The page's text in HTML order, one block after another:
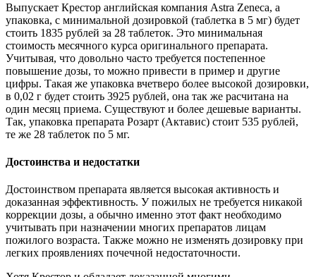
Выпускает Крестор английская компания Astra Zeneca, а
упаковка, с минимальной дозировкой (таблетка в 5 мг) будет
стоить 1835 рублей за 28 таблеток. Это минимальная
стоимость месячного курса оригинального препарата.
Учитывая, что довольно часто требуется постепенное
повышение дозы, то можно привести в пример и другие
цифры. Такая же упаковка вчетверо более высокой дозировки,
в 0,02 г будет стоить 3925 рублей, она так же расчитана на
один месяц приема. Существуют и более дешевые варианты.
Так, упаковка препарата Розарт (Актавис) стоит 535 рублей,
те же 28 таблеток по 5 мг.
Достоинства и недостатки
Достоинством препарата является высокая активность и
доказанная эффективность. У пожилых не требуется никакой
коррекции дозы, а обычно именно этот факт необходимо
учитывать при назначении многих препаратов лицам
пожилого возраста. Также можно не изменять дозировку при
легких проявлениях почечной недостаточности.